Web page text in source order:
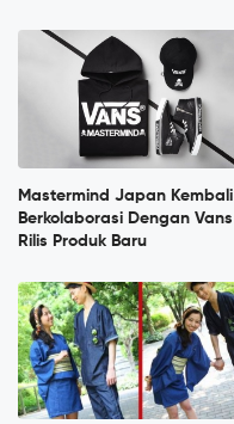
Mastermind Japan Kembali
Berkolaborasi Dengan Vans
Rilis Produk Baru